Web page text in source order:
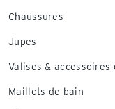
Chaussures
Jupes
Valises & accessoires
Maillots de bain